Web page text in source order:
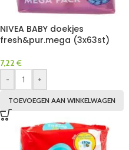
NIVEA BABY doekjes
fresh&pur.mega (3x63st)
7,22 €
-
+
TOEVOEGEN AAN WINKELWAGEN